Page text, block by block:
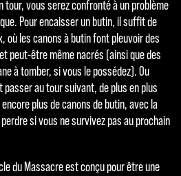
vous serez confronté à un problème
Pour encaisser un butin, il suffit de
où les canons à butin font pleuvoir des
peut-être même nacrés (ainsi que des
à tomber, si vous le possédez). Ou
au tour suivant, de plus en plus
plus de canons de butin, avec la
si vous ne survivez pas au prochain
du Massacre est conçu pour être une